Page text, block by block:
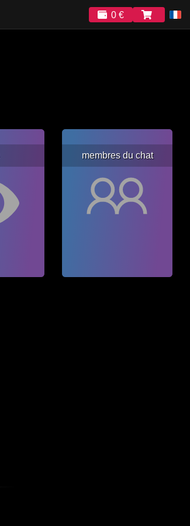
0 €
membres du chat